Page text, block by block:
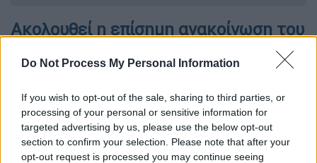
Do Not Process My Personal Information
If you wish to opt-out of the sale, sharing to third parties, or
processing of your personal or sensitive information for
targeted advertising by us, please use the below opt-out
section to confirm your selection. Please note that after your
opt-out request is processed you may continue seeing
Ακολουθεί η επίσημη ανακοίνωση του
ρόλο της ως πυλώνας σταθερότητας και
αλληλεγγύης στην Ανατολική Μεσόγειο,
δηλώνει την έμπρακτη στήριξή της προς την
Κυβέρνηση και τον φίλο λαό του Λιβάνου.